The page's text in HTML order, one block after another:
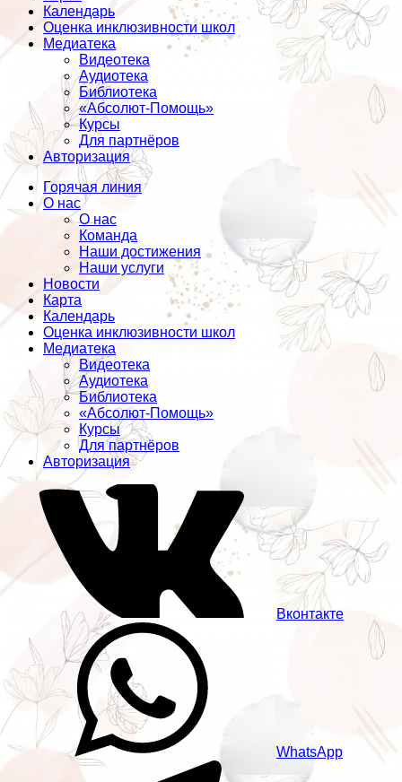
Календарь
Оценка инклюзивности школ
Медиатека
Видеотека
Аудиотека
Библиотека
«Абсолют-Помощь»
Курсы
Для партнёров
Авторизация
Горячая линия
О нас
О нас
Команда
Наши достижения
Наши услуги
Новости
Карта
Календарь
Оценка инклюзивности школ
Медиатека
Видеотека
Аудиотека
Библиотека
«Абсолют-Помощь»
Курсы
Для партнёров
Авторизация
Вконтакте
WhatsApp